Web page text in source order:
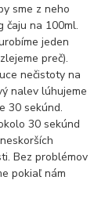
sme z neho
čaju na 100ml.
jeden
preč).
nečistoty na
nalev lúhujeme
30 sekúnd.
30 sekúnd
Bez problémov
pokiaľ nám